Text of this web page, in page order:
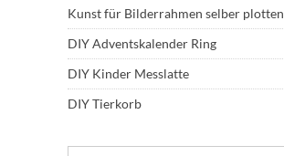
Kunst für Bilderrahmen selber plotten
DIY Adventskalender Ring
DIY Kinder Messlatte
DIY Tierkorb